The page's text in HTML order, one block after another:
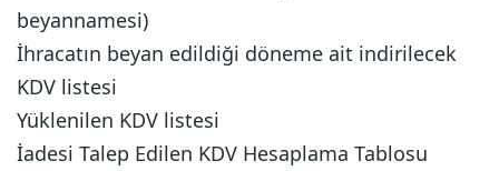
beyannamesi)
İhracatın beyan edildiği döneme ait indirilecek
KDV listesi
Yüklenilen KDV listesi
İadesi Talep Edilen KDV Hesaplama Tablosu